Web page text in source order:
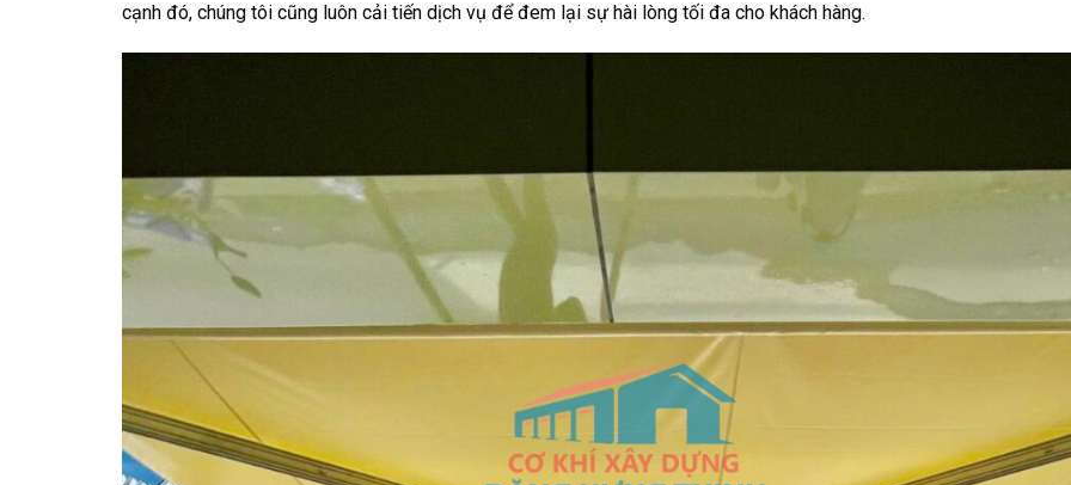
cạnh đó, chúng tôi cũng luôn cải tiến dịch vụ để đem lại sự hài lòng tối đa cho khách hàng.